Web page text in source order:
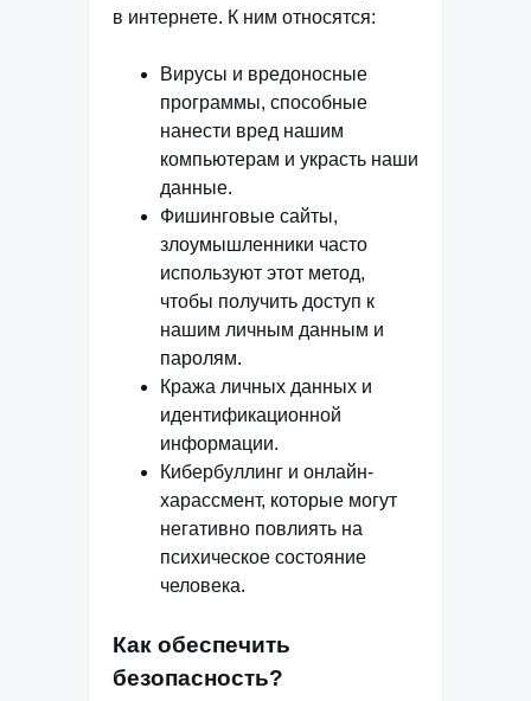
в интернете. К ним относятся:
Вирусы и вредоносные
программы, способные
нанести вред нашим
компьютерам и украсть наши
данные.
Фишинговые сайты,
злоумышленники часто
используют этот метод,
чтобы получить доступ к
нашим личным данным и
паролям.
Кража личных данных и
идентификационной
информации.
Кибербуллинг и онлайн-
харассмент, которые могут
негативно повлиять на
психическое состояние
человека.
Как обеспечить
безопасность?